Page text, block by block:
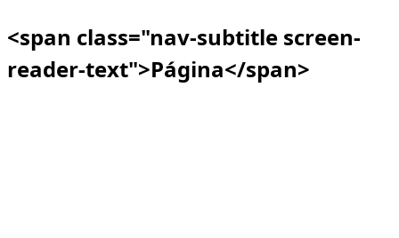
<span class="nav-subtitle screen-
reader-text">Página</span>